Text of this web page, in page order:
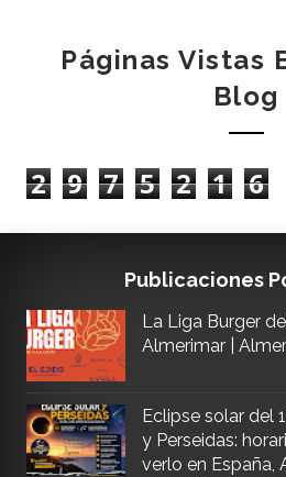
Páginas Vistas
Blog
2 9 7 5 2 1 6
Publicaciones
La Liga Burger
Almerimar |
Eclipse solar del
y Perseidas:
verlo en España,